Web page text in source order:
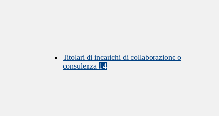
Titolari di incarichi di collaborazione o
consulenza 14